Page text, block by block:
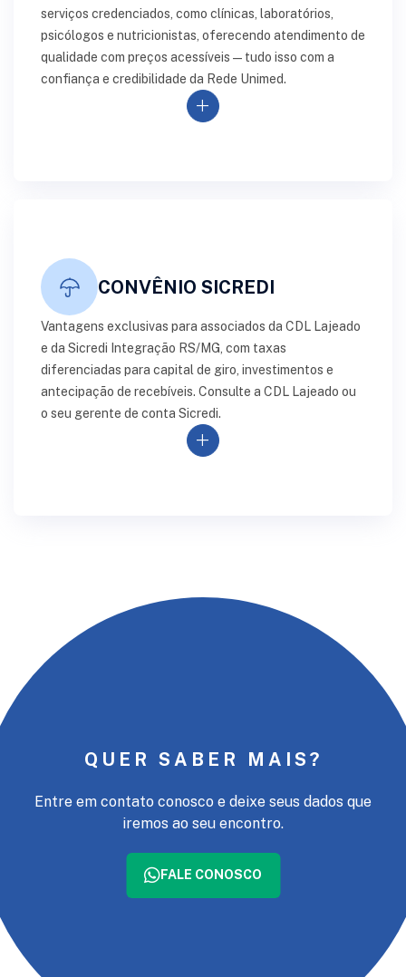
serviços credenciados, como clínicas, laboratórios,
psicólogos e nutricionistas, oferecendo atendimento de
qualidade com preços acessíveis — tudo isso com a
confiança e credibilidade da Rede Unimed.
add
CONVÊNIO SICREDI
Vantagens exclusivas para associados da CDL Lajeado
e da Sicredi Integração RS/MG, com taxas
diferenciadas para capital de giro, investimentos e
antecipação de recebíveis. Consulte a CDL Lajeado ou
o seu gerente de conta Sicredi.
add
QUER SABER MAIS?
Entre em contato conosco e deixe seus dados que
iremos ao seu encontro.
FALE CONOSCO